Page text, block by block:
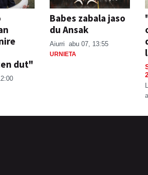
dut"
Babes zabala jaso
du Ansak
Aiurri abu 07, 13:55
URNIETA